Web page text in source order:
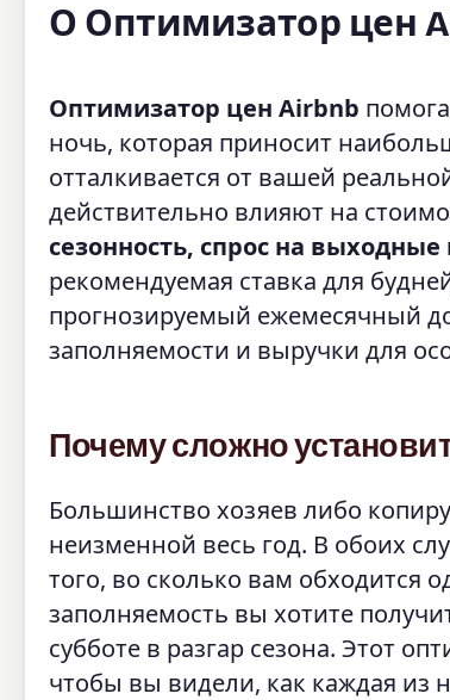
О Оптимизатор цен
Оптимизатор цен Airbnb
ночь, которая приносит
отталкивается от вашей
действительно влияют на
сезонность, спрос на
рекомендуемая ставка для
прогнозируемый ежемесячный
заполняемости и выручки для
Почему сложно
Большинство хозяев либо
неизменной весь год. В обоих
того, во сколько вам обходится
заполняемость вы хотите
субботе в разгар сезона. Этот
чтобы вы видели, как каждая из